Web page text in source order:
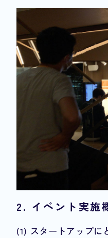
2. イベント実施
(1) スタートアップに